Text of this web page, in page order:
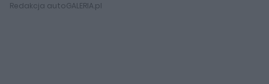
Redakcja autoGALERIA.pl